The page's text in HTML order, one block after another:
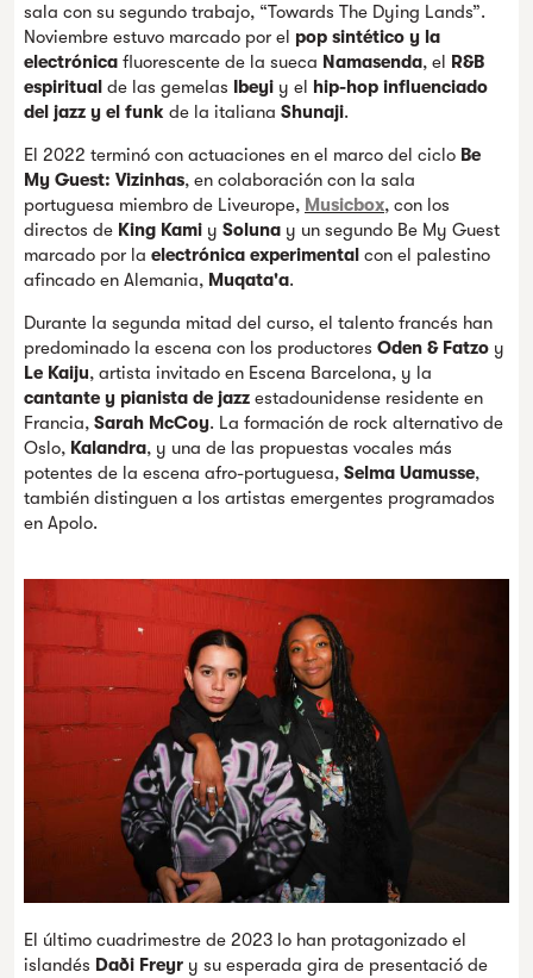
sala con su segundo trabajo, “Towards The Dying Lands”.
Noviembre estuvo marcado por el pop sintético y la
electrónica fluorescente de la sueca Namasenda, el R&B
espiritual de las gemelas Ibeyi y el hip-hop influenciado
del jazz y el funk de la italiana Shunaji.
El 2022 terminó con actuaciones en el marco del ciclo Be
My Guest: Vizinhas, en colaboración con la sala
portuguesa miembro de Liveurope, Musicbox, con los
directos de King Kami y Soluna y un segundo Be My Guest
marcado por la electrónica experimental con el palestino
afincado en Alemania, Muqata'a.
Durante la segunda mitad del curso, el talento francés han
predominado la escena con los productores Oden & Fatzo y
Le Kaiju, artista invitado en Escena Barcelona, y la
cantante y pianista de jazz estadounidense residente en
Francia, Sarah McCoy. La formación de rock alternativo de
Oslo, Kalandra, y una de las propuestas vocales más
potentes de la escena afro-portuguesa, Selma Uamusse,
también distinguen a los artistas emergentes programados
en Apolo.
El último cuadrimestre de 2023 lo han protagonizado el
islandés Daði Freyr y su esperada gira de presentació de